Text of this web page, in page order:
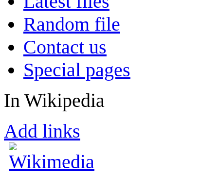
Random file
Contact us
Special pages
In Wikipedia
Add links